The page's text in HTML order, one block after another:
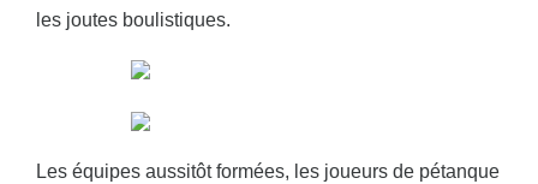
les joutes boulistiques.
Les équipes aussitôt formées, les joueurs de pétanque